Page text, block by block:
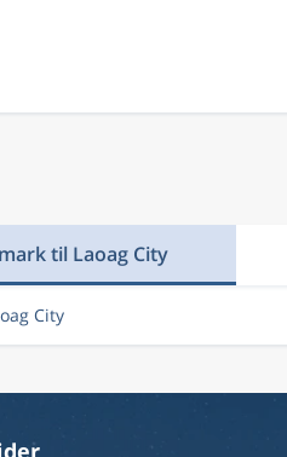
til Laoag City
City